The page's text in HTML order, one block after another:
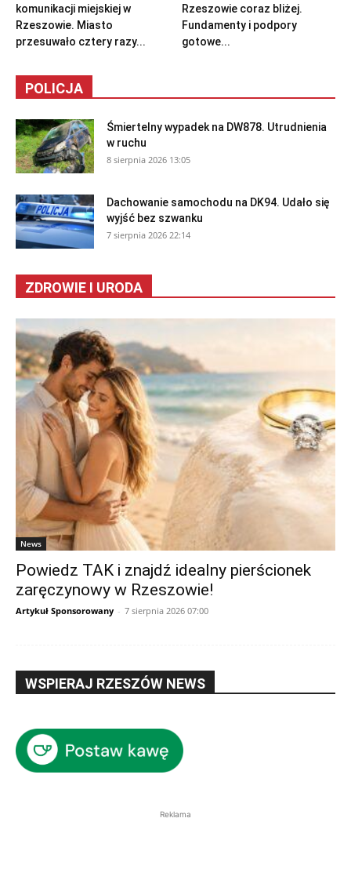
komunikacji miejskiej w
Rzeszowie. Miasto
przesuwało cztery razy...
Rzeszowie coraz bliżej.
Fundamenty i podpory
gotowe...
POLICJA
Śmiertelny wypadek na DW878. Utrudnienia
w ruchu
8 sierpnia 2026 13:05
Dachowanie samochodu na DK94. Udało się
wyjść bez szwanku
7 sierpnia 2026 22:14
ZDROWIE I URODA
News
Powiedz TAK i znajdź idealny pierścionek
zaręczynowy w Rzeszowie!
Artykuł Sponsorowany - 7 sierpnia 2026 07:00
WSPIERAJ RZESZÓW NEWS
Reklama